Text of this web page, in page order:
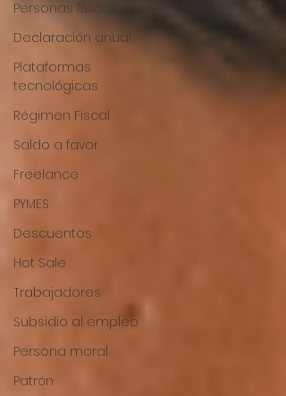
Personas físicas
Declaración anual
Plataformas
tecnológicas
Régimen Fiscal
Saldo a favor
Freelance
PYMES
Descuentos
Hot Sale
Trabajadores
Subsidio al empleo
Persona moral
Patrón